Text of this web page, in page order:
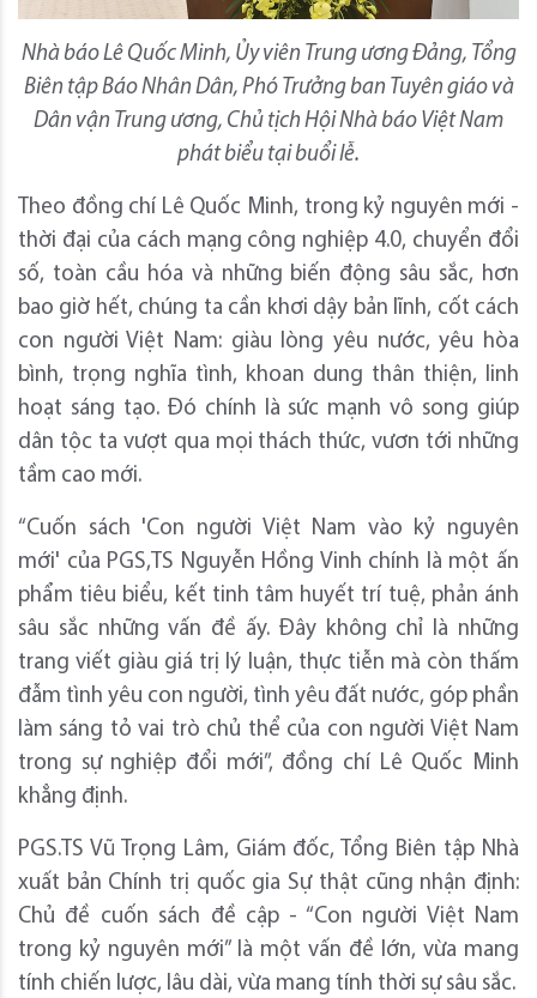
Nhà báo Lê Quốc Minh, Ủy viên Trung ương Đảng, Tổng
Biên tập Báo Nhân Dân, Phó Trưởng ban Tuyên giáo và
Dân vận Trung ương, Chủ tịch Hội Nhà báo Việt Nam
phát biểu tại buổi lễ.
Theo đồng chí Lê Quốc Minh, trong kỷ nguyên mới -
thời đại của cách mạng công nghiệp 4.0, chuyển đổi
số, toàn cầu hóa và những biến động sâu sắc, hơn
bao giờ hết, chúng ta cần khơi dậy bản lĩnh, cốt cách
con người Việt Nam: giàu lòng yêu nước, yêu hòa
bình, trọng nghĩa tình, khoan dung thân thiện, linh
hoạt sáng tạo. Đó chính là sức mạnh vô song giúp
dân tộc ta vượt qua mọi thách thức, vươn tới những
tầm cao mới.
“Cuốn sách 'Con người Việt Nam vào kỷ nguyên
mới' của PGS,TS Nguyễn Hồng Vinh chính là một ấn
phẩm tiêu biểu, kết tinh tâm huyết trí tuệ, phản ánh
sâu sắc những vấn đề ấy. Đây không chỉ là những
trang viết giàu giá trị lý luận, thực tiễn mà còn thấm
đẫm tình yêu con người, tình yêu đất nước, góp phần
làm sáng tỏ vai trò chủ thể của con người Việt Nam
trong sự nghiệp đổi mới”, đồng chí Lê Quốc Minh
khẳng định.
PGS.TS Vũ Trọng Lâm, Giám đốc, Tổng Biên tập Nhà
xuất bản Chính trị quốc gia Sự thật cũng nhận định:
Chủ đề cuốn sách đề cập - “Con người Việt Nam
trong kỷ nguyên mới” là một vấn đề lớn, vừa mang
tính chiến lược, lâu dài, vừa mang tính thời sự sâu sắc.